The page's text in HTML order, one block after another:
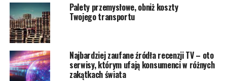
Palety przemysłowe, obniż koszty
Twojego transportu
Najbardziej zaufane źródła recenzji TV – oto
serwisy, którym ufają konsumenci w różnych
zakątkach świata